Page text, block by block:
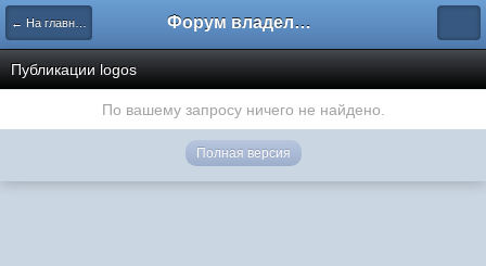
← На главную Форум владельцев интернет-магазинов
Публикации logos
По вашему запросу ничего не найдено.
Полная версия